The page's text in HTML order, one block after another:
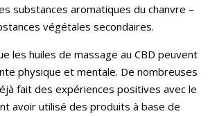
substances aromatiques du chanvre –
végétales secondaires.
les huiles de massage au CBD peuvent
physique et mentale. De nombreuses
fait des expériences positives avec le
avoir utilisé des produits à base de